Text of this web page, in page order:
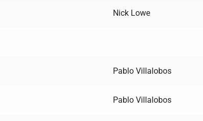
Nick Lowe
Pablo Villalobos
Pablo Villalobos